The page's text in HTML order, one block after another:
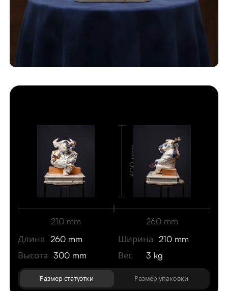
300 mm
210 mm
260 mm
Длина 260 mm Ширина 210 mm
Высота 300 mm Вес 3 kg
Размер статуэтки Размер упаковки